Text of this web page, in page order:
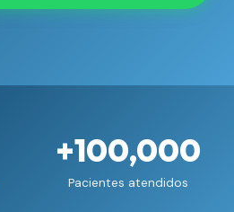
+100,000
Pacientes atendidos